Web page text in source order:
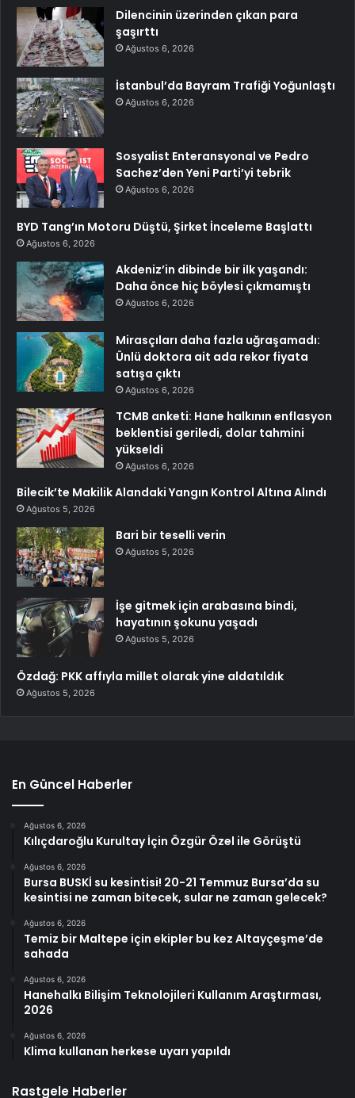
Dilencinin üzerinden çıkan para
şaşırttı
Ağustos 6, 2026
İstanbul’da Bayram Trafiği Yoğunlaştı
Ağustos 6, 2026
Sosyalist Enteransyonal ve Pedro
Sachez’den Yeni Parti’yi tebrik
Ağustos 6, 2026
BYD Tang’ın Motoru Düştü, Şirket İnceleme Başlattı
Ağustos 6, 2026
Akdeniz’in dibinde bir ilk yaşandı:
Daha önce hiç böylesi çıkmamıştı
Ağustos 6, 2026
Mirasçıları daha fazla uğraşamadı:
Ünlü doktora ait ada rekor fiyata
satışa çıktı
Ağustos 6, 2026
TCMB anketi: Hane halkının enflasyon
beklentisi geriledi, dolar tahmini
yükseldi
Ağustos 6, 2026
Bilecik’te Makilik Alandaki Yangın Kontrol Altına Alındı
Ağustos 5, 2026
Bari bir teselli verin
Ağustos 5, 2026
İşe gitmek için arabasına bindi,
hayatının şokunu yaşadı
Ağustos 5, 2026
Özdağ: PKK affıyla millet olarak yine aldatıldık
Ağustos 5, 2026
En Güncel Haberler
Ağustos 6, 2026
Kılıçdaroğlu Kurultay İçin Özgür Özel ile Görüştü
Ağustos 6, 2026
Bursa BUSKİ su kesintisi! 20-21 Temmuz Bursa’da su
kesintisi ne zaman bitecek, sular ne zaman gelecek?
Ağustos 6, 2026
Temiz bir Maltepe için ekipler bu kez Altayçeşme’de
sahada
Ağustos 6, 2026
Hanehalkı Bilişim Teknolojileri Kullanım Araştırması,
2026
Ağustos 6, 2026
Klima kullanan herkese uyarı yapıldı
Rastgele Haberler